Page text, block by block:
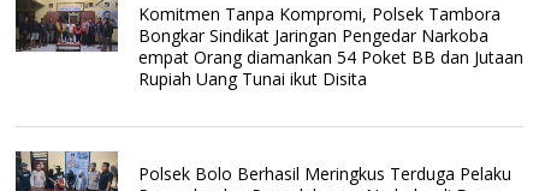
Komitmen Tanpa Kompromi, Polsek Tambora
Bongkar Sindikat Jaringan Pengedar Narkoba
empat Orang diamankan 54 Poket BB dan Jutaan
Rupiah Uang Tunai ikut Disita
Polsek Bolo Berhasil Meringkus Terduga Pelaku